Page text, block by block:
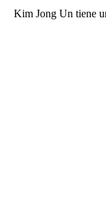
Kim Jong Un tiene